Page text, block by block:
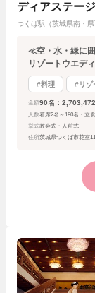
ディアステー
つくば駅（茨城県南・
≪空・水・緑に
リゾートウエデ
#料理 #リゾ
金額 90名：
人数着席2名～180名・立
挙式教会式・人前式
住所茨城県つくば市花室